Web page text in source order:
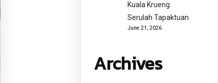
Kuala Krueng
Serulah Tapaktuan
June 21, 2026
Archives